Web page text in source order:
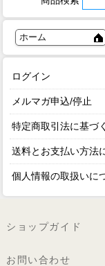
ホーム
ログイン
メルマガ申込/停止
特定商取引法に基づ
送料とお支払い方法
個人情報の取扱いに
ショップガイド
お問い合わせ